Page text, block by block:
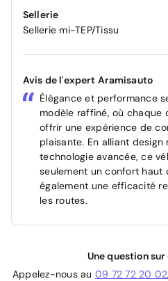
Sellerie
Sellerie mi-TEP/Tissu
Avis de l'expert Aramisauto
Élégance et performance
modèle raffiné, où chaque
offrir une expérience de
plaisante. En alliant design
technologie avancée, ce
seulement un confort haut
également une efficacité
les routes.
Une question
Appelez-nous au 09 72 72 20 02